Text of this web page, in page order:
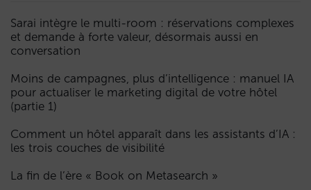
Sarai intègre le multi-room : réservations complexes
et demande à forte valeur, désormais aussi en
conversation
Moins de campagnes, plus d’intelligence : manuel IA
pour actualiser le marketing digital de votre hôtel
(partie 1)
Comment un hôtel apparaît dans les assistants d’IA :
les trois couches de visibilité
La fin de l’ère « Book on Metasearch »